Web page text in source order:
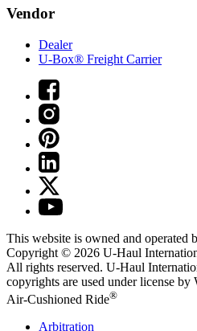
Vendor
Dealer
U-Box® Freight Carrier
This website is owned and operated
Copyright © 2026 U-Haul
All rights reserved. U-Haul
copyrights are used under license by
Air-Cushioned Ride®
Arbitration